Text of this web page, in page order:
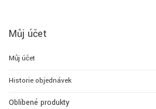
Můj účet
Můj účet
Historie objednávek
Oblíbené produkty